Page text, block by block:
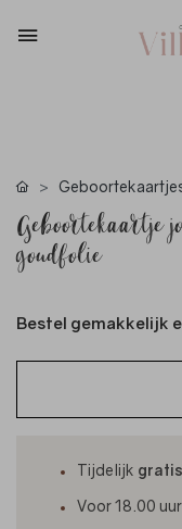
Geboortekaartje
goudfolie
Bestel gemakkelijk
Tijdelijk
Voor 18.00